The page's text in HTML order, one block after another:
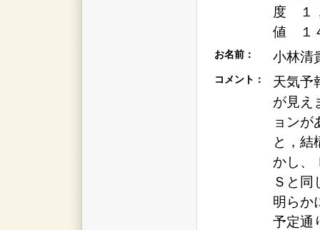
度 １
値 １
お名前： 小林清
コメント：
天気予
が見え
ョンが
と，結
かし、
Ｓと同
明らか
予定通